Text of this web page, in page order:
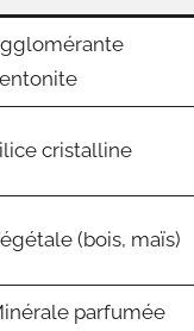
cristalline
(bois, maïs)
parfumée